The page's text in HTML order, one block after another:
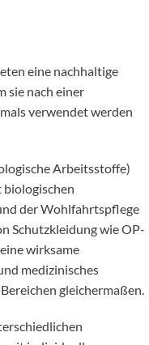
eine nachhaltige
sie nach einer
verwendet werden
Arbeitsstoffe)
biologischen
der Wohlfahrtspflege
Schutzkleidung wie OP-
wirksame
medizinisches
gleichermaßen.